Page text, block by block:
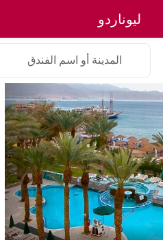
ليوناردو
المدينة أو اسم الفندق